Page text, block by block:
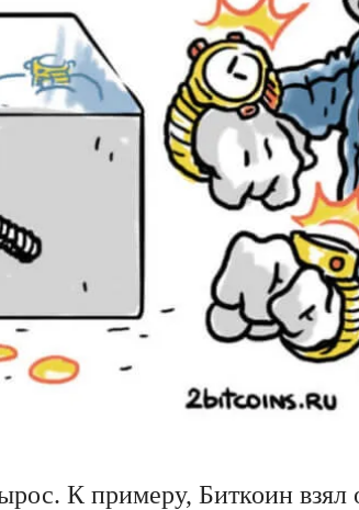
К примеру, Биткоин взял